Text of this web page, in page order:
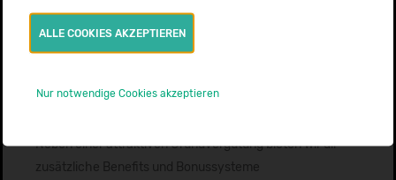
Damit überzeugen wir dich:
gegenseitiger Wertschätzung und Unterstützung geprägt ist
Neben einer attraktiven Grundvergütung bieten wir dir
zusätzliche Benefits und Bonussysteme
ALLE COOKIES AKZEPTIEREN
Nur notwendige Cookies akzeptieren